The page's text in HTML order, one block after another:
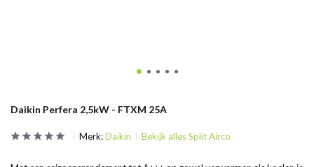
Daikin Perfera 2,5kW - FTXM 25A
Merk:Daikin Bekijk alles Split Airco